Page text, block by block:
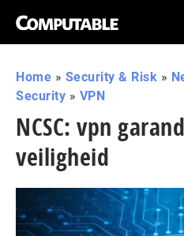
Home » Security & Risk »
Security » VPN
NCSC: vpn
veiligheid